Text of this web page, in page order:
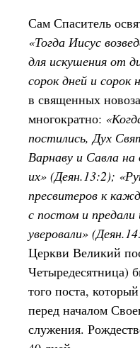
Сам Спаситель
«Тогда Иисус
для искушения от
сорок дней и
в священных
многократно:
постились, Дух
Варнаву и Савла на
их» (Деян.13:2);
пресвитеров к
с постом и
уверовали»
Церкви Великий
Четыредесятница)
того поста,
перед началом
служения.